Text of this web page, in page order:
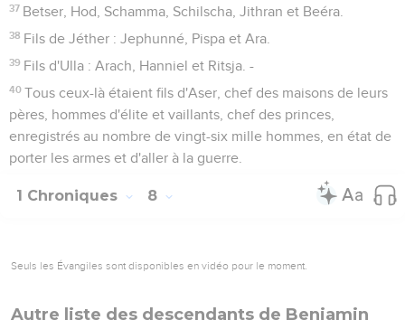
37 Betser, Hod, Schamma, Schilscha, Jithran et Beéra.
38 Fils de Jéther : Jephunné, Pispa et Ara.
39 Fils d'Ulla : Arach, Hanniel et Ritsja. -
40 Tous ceux-là étaient fils d'Aser, chef des maisons de leurs
pères, hommes d'élite et vaillants, chef des princes,
enregistrés au nombre de vingt-six mille hommes, en état de
porter les armes et d'aller à la guerre.
1 Chroniques 8
Seuls les Évangiles sont disponibles en vidéo pour le moment.
Autre liste des descendants de Benjamin